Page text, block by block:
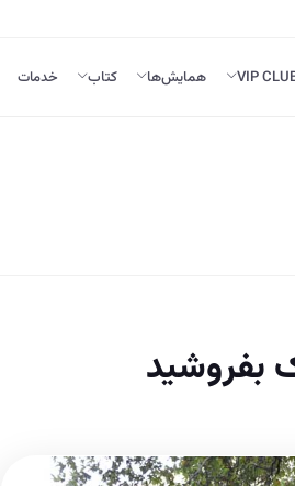
VIP همایش‌ها کتاب خدمات
بفروشید